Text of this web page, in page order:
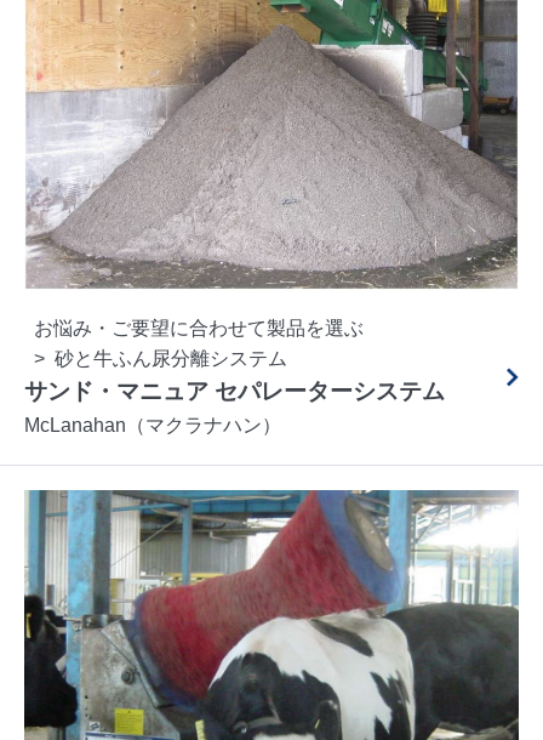
お悩み・ご要望に合わせて製品を選ぶ
砂と牛ふん尿分離システム
サンド・マニュア セパレーターシステム
McLanahan（マクラナハン）